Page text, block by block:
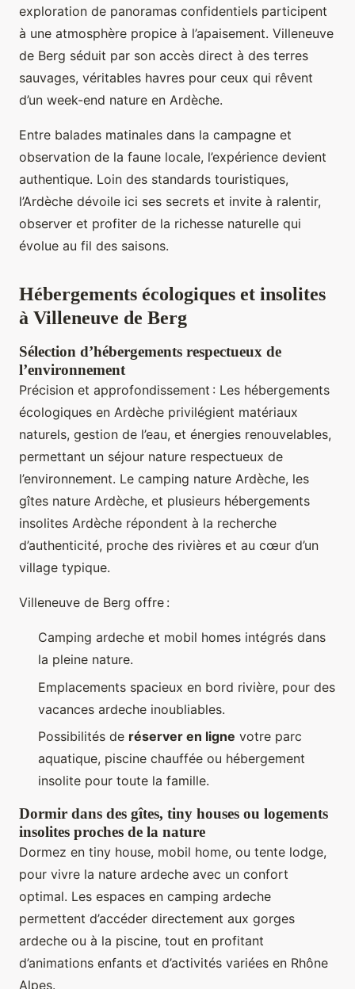
exploration de panoramas confidentiels participent
à une atmosphère propice à l’apaisement. Villeneuve
de Berg séduit par son accès direct à des terres
sauvages, véritables havres pour ceux qui rêvent
d’un week-end nature en Ardèche.
Entre balades matinales dans la campagne et
observation de la faune locale, l’expérience devient
authentique. Loin des standards touristiques,
l’Ardèche dévoile ici ses secrets et invite à ralentir,
observer et profiter de la richesse naturelle qui
évolue au fil des saisons.
Hébergements écologiques et insolites
à Villeneuve de Berg
Sélection d’hébergements respectueux de
l’environnement
Précision et approfondissement : Les hébergements
écologiques en Ardèche privilégient matériaux
naturels, gestion de l’eau, et énergies renouvelables,
permettant un séjour nature respectueux de
l’environnement. Le camping nature Ardèche, les
gîtes nature Ardèche, et plusieurs hébergements
insolites Ardèche répondent à la recherche
d’authenticité, proche des rivières et au cœur d’un
village typique.
Villeneuve de Berg offre :
Camping ardeche et mobil homes intégrés dans
la pleine nature.
Emplacements spacieux en bord rivière, pour des
vacances ardeche inoubliables.
Possibilités de réserver en ligne votre parc
aquatique, piscine chauffée ou hébergement
insolite pour toute la famille.
Dormir dans des gîtes, tiny houses ou logements
insolites proches de la nature
Dormez en tiny house, mobil home, ou tente lodge,
pour vivre la nature ardeche avec un confort
optimal. Les espaces en camping ardeche
permettent d’accéder directement aux gorges
ardeche ou à la piscine, tout en profitant
d’animations enfants et d’activités variées en Rhône
Alpes.